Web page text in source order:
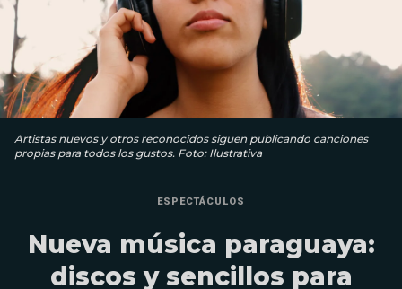
Artistas nuevos y otros reconocidos siguen publicando canciones
propias para todos los gustos. Foto: Ilustrativa
ESPECTÁCULOS
Nueva música paraguaya:
discos y sencillos para